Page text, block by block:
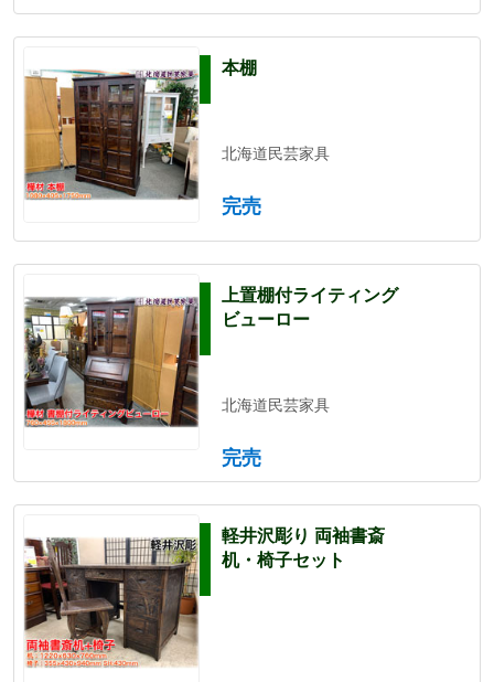
本棚
北海道民芸家具
完売
上置棚付ライティング
ビューロー
北海道民芸家具
完売
軽井沢彫り 両袖書斎
机・椅子セット